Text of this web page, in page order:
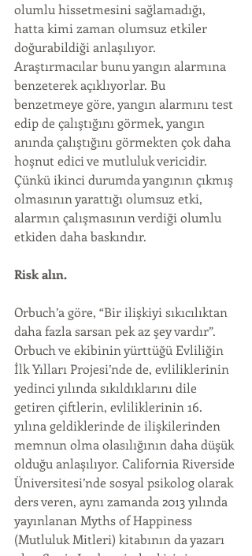
olumlu hissetmesini sağlamadığı,
hatta kimi zaman olumsuz etkiler
doğurabildiği anlaşılıyor.
Araştırmacılar bunu yangın alarmına
benzeterek açıklıyorlar. Bu
benzetmeye göre, yangın alarmını test
edip de çalıştığını görmek, yangın
anında çalıştığını görmekten çok daha
hoşnut edici ve mutluluk vericidir.
Çünkü ikinci durumda yangının çıkmış
olmasının yarattığı olumsuz etki,
alarmın çalışmasının verdiği olumlu
etkiden daha baskındır.
Risk alın.
Orbuch’a göre, “Bir ilişkiyi sıkıcılıktan
daha fazla sarsan pek az şey vardır”.
Orbuch ve ekibinin yürttüğü Evliliğin
İlk Yılları Projesi’nde de, evliliklerinin
yedinci yılında sıkıldıklarını dile
getiren çiftlerin, evliliklerinin 16.
yılına geldiklerinde de ilişkilerinden
memnun olma olasılığının daha düşük
olduğu anlaşılıyor. California Riverside
Üniversitesi’nde sosyal psikolog olarak
ders veren, aynı zamanda 2013 yılında
yayınlanan Myths of Happiness
(Mutluluk Mitleri) kitabının da yazarı